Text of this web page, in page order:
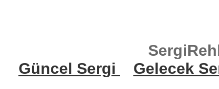
Güncel Sergi
Gelecek